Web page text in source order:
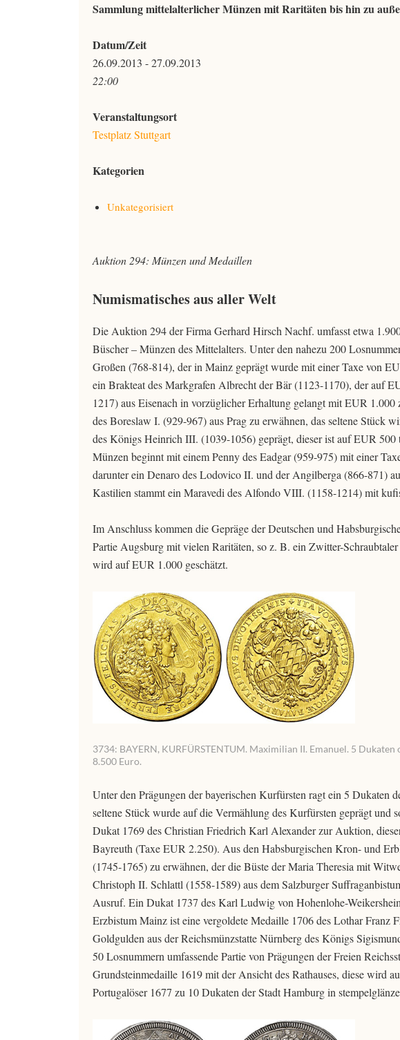
Sammlung mittelalterlicher Münzen mit Raritäten bis hin zu
Datum/Zeit
26.09.2013 - 27.09.2013
22:00
Veranstaltungsort
Testplatz Stuttgart
Kategorien
Unkategorisiert
Auktion 294: Münzen und Medaillen
Numismatisches aus aller Welt
Die Auktion 294 der Firma Gerhard Hirsch Nachf. umfasst etwa
Büscher – Münzen des Mittelalters. Unter den nahezu 200
Großen (768-814), der in Mainz geprägt wurde mit einer Taxe von
ein Brakteat des Markgrafen Albrecht der Bär (1123-1170), der auf
1217) aus Eisenach in vorzüglicher Erhaltung gelangt mit EUR
des Boreslaw I. (929-967) aus Prag zu erwähnen, das seltene Stück
des Königs Heinrich III. (1039-1056) geprägt, dieser ist auf EUR 500
Münzen beginnt mit einem Penny des Eadgar (959-975) mit einer
darunter ein Denaro des Lodovico II. und der Angilberga (866-871)
Kastilien stammt ein Maravedi des Alfondo VIII. (1158-1214) mit
Im Anschluss kommen die Gepräge der Deutschen und
Partie Augsburg mit vielen Raritäten, so z. B. ein Zwitter-
wird auf EUR 1.000 geschätzt.
3734: BAYERN, KURFÜRSTENTUM. Maximilian II. Emanuel. 5
8.500 Euro.
Unter den Prägungen der bayerischen Kurfürsten ragt ein 5 Dukaten
seltene Stück wurde auf die Vermählung des Kurfürsten geprägt
Dukat 1769 des Christian Friedrich Karl Alexander zur Auktion,
Bayreuth (Taxe EUR 2.250). Aus den Habsburgischen Kron- und
(1745-1765) zu erwähnen, der die Büste der Maria Theresia mit
Christoph II. Schlattl (1558-1589) aus dem Salzburger
Ausruf. Ein Dukat 1737 des Karl Ludwig von Hohenlohe-
Erzbistum Mainz ist eine vergoldete Medaille 1706 des Lothar Franz
Goldgulden aus der Reichsmünzstatte Nürnberg des Königs
50 Losnummern umfassende Partie von Prägungen der Freien
Grundsteinmedaille 1619 mit der Ansicht des Rathauses, diese wird
Portugalöser 1677 zu 10 Dukaten der Stadt Hamburg in